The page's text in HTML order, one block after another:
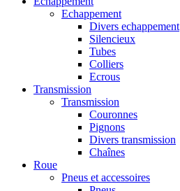
Echappement
Divers echappement
Silencieux
Tubes
Colliers
Ecrous
Transmission
Transmission
Couronnes
Pignons
Divers transmission
Chaînes
Roue
Pneus et accessoires